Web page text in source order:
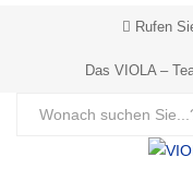
Rufen
Das VIOLA –